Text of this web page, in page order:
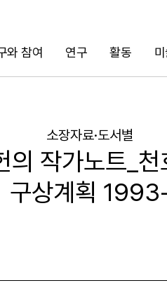
와 참여 연구 활동
소장자료·도서별
작가노트_천
구상계획